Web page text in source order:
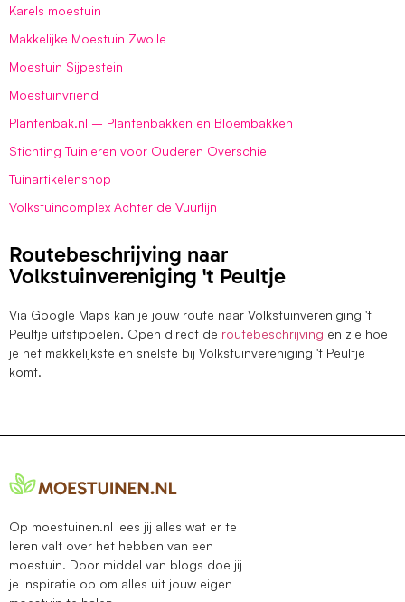
Karels moestuin
Makkelijke Moestuin Zwolle
Moestuin Sijpestein
Moestuinvriend
Plantenbak.nl – Plantenbakken en Bloembakken
Stichting Tuinieren voor Ouderen Overschie
Tuinartikelenshop
Volkstuincomplex Achter de Vuurlijn
Routebeschrijving naar
Volkstuinvereniging 't Peultje
Via Google Maps kan je jouw route naar Volkstuinvereniging 't
Peultje uitstippelen. Open direct de routebeschrijving en zie hoe
je het makkelijkste en snelste bij Volkstuinvereniging 't Peultje
komt.
Op moestuinen.nl lees jij alles wat er te
leren valt over het hebben van een
moestuin. Door middel van blogs doe jij
je inspiratie op om alles uit jouw eigen